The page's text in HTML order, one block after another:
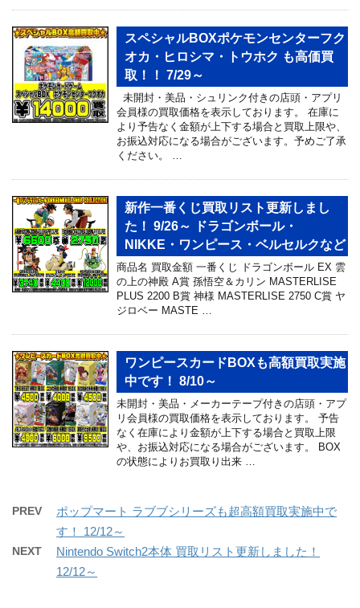
スペシャルBOXポケモンセンターフク
オカ・ヒロシマ・トウホク も高価買
取！！ 7/29～
未開封・美品・シュリンク付きの店頭・アプリ
会員様の買取価格を表示しております。 在庫に
より予告なく金額が上下する場合と買取上限や、
お振込対応になる場合がございます。予めご了承
ください。 …
新作一番くじ買取リスト更新しまし
た！ 9/26～ ドラゴンボール・
NIKKE・ワンピース・ベルセルクなど
商品名 買取金額 一番くじ ドラゴンボール EX 雲
の上の神殿 A賞 孫悟空＆カリン MASTERLISE
PLUS 2200 B賞 神様 MASTERLISE 2750 C賞 ヤ
ジロベー MASTE …
ワンピースカードBOXも高額買取実施
中です！ 8/10～
未開封・美品・メーカーテープ付きの店頭・アプ
リ会員様の買取価格を表示しております。 予告
なく在庫により金額が上下する場合と買取上限
や、お振込対応になる場合がございます。 BOX
の状態によりお買取り出来 …
PREV
ポップマート ラブブシリーズも超高額買取実施中で
す！ 12/12～
NEXT
Nintendo Switch2本体 買取リスト更新しました！
12/12～